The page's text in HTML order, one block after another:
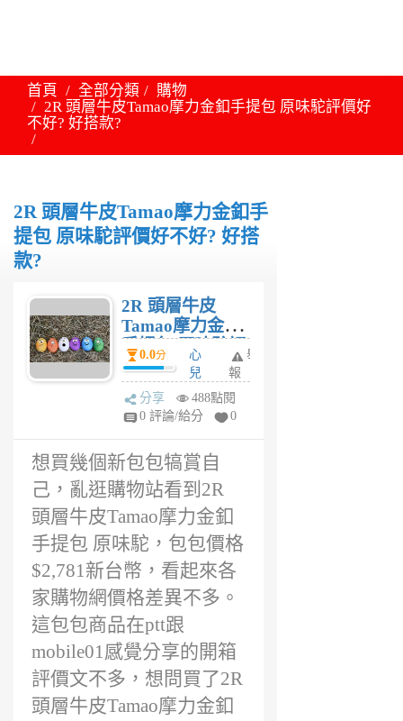
首頁 全部分類
購物
2R 頭層牛皮Tamao摩力金釦手提包 原味駝評價好
不好? 好搭款?
2R 頭層牛皮Tamao摩力金釦手
提包 原味駝評價好不好? 好搭
款?
2R 頭層牛皮
Tamao摩力金釦
手提包 原味駝評
價好不好? 好搭
款?
0.0分
心
兒
3
年
舉
報
分享
488點閱
0 評論/給分
0
想買幾個新包包犒賞自
己，亂逛購物站看到2R
頭層牛皮Tamao摩力金釦
手提包 原味駝，包包價格
$2,781新台幣，看起來各
家購物網價格差異不多。
這包包商品在ptt跟
mobile01感覺分享的開箱
評價文不多，想問買了2R
頭層牛皮Tamao摩力金釦